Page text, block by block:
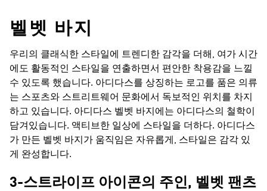
벨벳 바지
우리의 클래식한 스타일에 트렌디한 감각을 더해, 여가 시간
에도 활동적인 스타일을 연출하면서 편안한 착용감을 느낄
수 있도록 했습니다. 아디다스를 상징하는 로고를 품은 의류
는 스포츠와 스트리트웨어 문화에서 독보적인 위치를 차지
하고 있습니다. 아디다스 벨벳 바지에는 아디다스의 철학이
담겨있습니다. 액티브한 일상에 스타일을 더하다. 아디다스
가 만든 벨벳 바지가 움직임은 자유롭게, 스타일은 감각 있
게 완성합니다.
3-스트라이프 아이콘의 주인, 벨벳 팬츠